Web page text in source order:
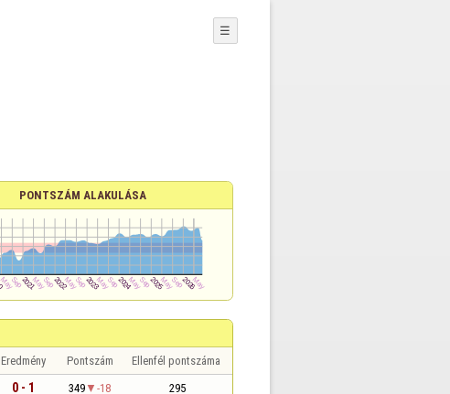
☰
PONTSZÁM ALAKULÁSA
Eredmény Pontszám Ellenfél pontszáma
0 - 1 349 -18 295